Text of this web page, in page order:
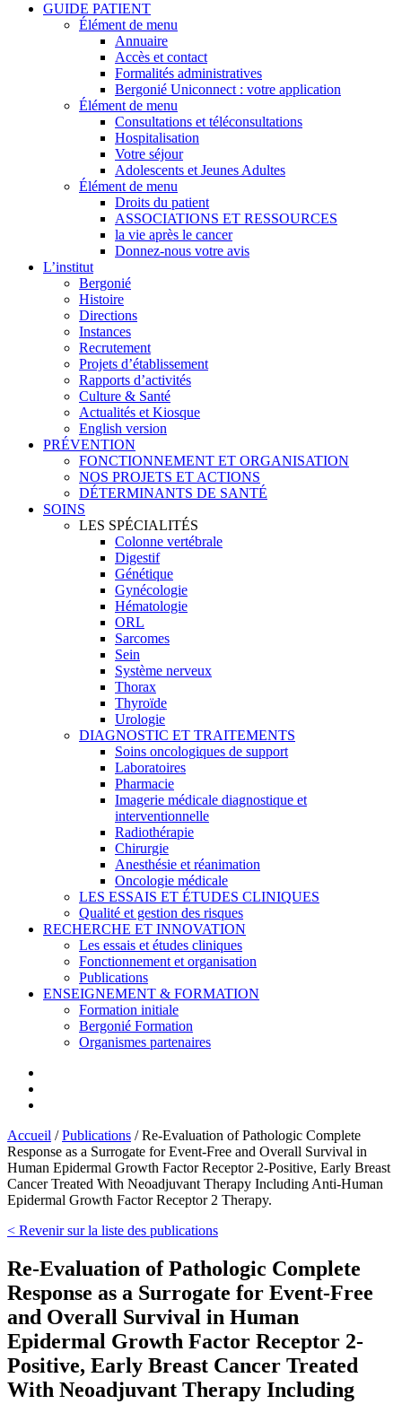
GUIDE PATIENT
Élément de menu
Annuaire
Accès et contact
Formalités administratives
Bergonié Uniconnect : votre application
Élément de menu
Consultations et téléconsultations
Hospitalisation
Votre séjour
Adolescents et Jeunes Adultes
Élément de menu
Droits du patient
ASSOCIATIONS ET RESSOURCES
la vie après le cancer
Donnez-nous votre avis
L’institut
Bergonié
Histoire
Directions
Instances
Recrutement
Projets d’établissement
Rapports d’activités
Culture & Santé
Actualités et Kiosque
English version
PRÉVENTION
FONCTIONNEMENT ET ORGANISATION
NOS PROJETS ET ACTIONS
DÉTERMINANTS DE SANTÉ
SOINS
LES SPÉCIALITÉS
Colonne vertébrale
Digestif
Génétique
Gynécologie
Hématologie
ORL
Sarcomes
Sein
Système nerveux
Thorax
Thyroïde
Urologie
DIAGNOSTIC ET TRAITEMENTS
Soins oncologiques de support
Laboratoires
Pharmacie
Imagerie médicale diagnostique et
interventionnelle
Radiothérapie
Chirurgie
Anesthésie et réanimation
Oncologie médicale
LES ESSAIS ET ÉTUDES CLINIQUES
Qualité et gestion des risques
RECHERCHE ET INNOVATION
Les essais et études cliniques
Fonctionnement et organisation
Publications
ENSEIGNEMENT & FORMATION
Formation initiale
Bergonié Formation
Organismes partenaires
Accueil /Publications /Re-Evaluation of Pathologic Complete
Response as a Surrogate for Event-Free and Overall Survival in
Human Epidermal Growth Factor Receptor 2-Positive, Early Breast
Cancer Treated With Neoadjuvant Therapy Including Anti-Human
Epidermal Growth Factor Receptor 2 Therapy.
< Revenir sur la liste des publications
Re-Evaluation of Pathologic Complete
Response as a Surrogate for Event-Free
and Overall Survival in Human
Epidermal Growth Factor Receptor 2-
Positive, Early Breast Cancer Treated
With Neoadjuvant Therapy Including